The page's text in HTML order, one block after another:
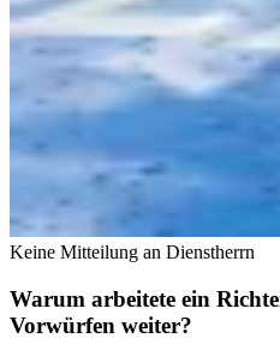
Keine Mitteilung an Dienstherrn
Warum arbeitete ein
Vorwürfen weiter?